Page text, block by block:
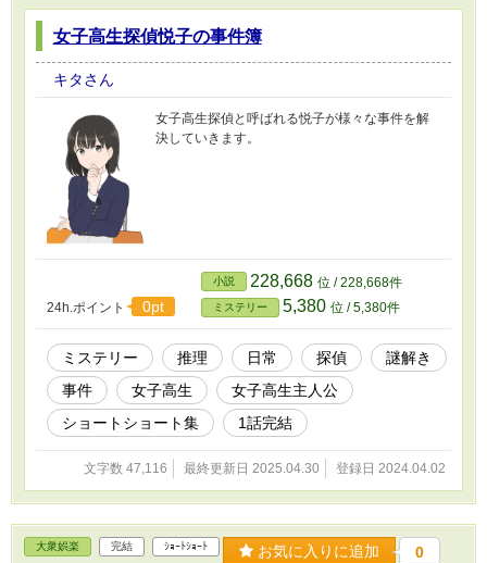
女子高生探偵悦子の事件簿
キタさん
女子高生探偵と呼ばれる悦子が様々な事件を解
決していきます。
24h.ポイント 0pt
小説 228,668 位 / 228,668件
ミステリー 5,380 位 / 5,380件
ミステリー 推理 日常 探偵
謎解き
事件
女子高生
女子高生主人公
ショートショート集
1話完結
文字数 47,116 最終更新日 2025.04.30 登録日 2024.04.02
大衆娯楽 完結 ｼｮｰﾄｼｮｰﾄ お気に入りに追加 0